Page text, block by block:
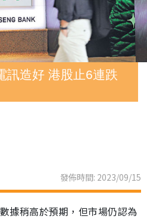
訊造好 港股止6連跌
發佈時間: 2023/09/15
據稍高於預期，但市場仍認為